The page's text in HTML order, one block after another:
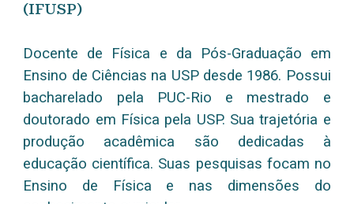
(IFUSP)
Docente de Física e da Pós-Graduação em
Ensino de Ciências na USP desde 1986. Possui
bacharelado pela PUC-Rio e mestrado e
doutorado em Física pela USP. Sua trajetória e
produção acadêmica são dedicadas à
educação científica. Suas pesquisas focam no
Ensino de Física e nas dimensões do